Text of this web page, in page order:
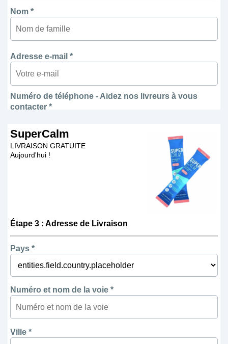
Nom *
Adresse e-mail *
Numéro de téléphone - Aidez nos livreurs à vous
contacter *
SuperCalm
LIVRAISON GRATUITE
Aujourd'hui !
Étape 3 : Adresse de Livraison
Pays *
Numéro et nom de la voie *
Ville *